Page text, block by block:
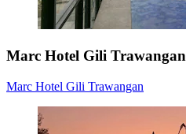
Marc Hotel Gili Trawangan
Marc Hotel Gili Trawangan